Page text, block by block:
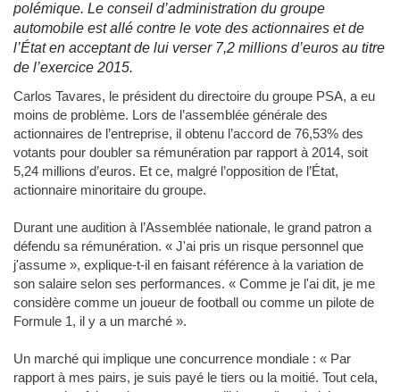
polémique. Le conseil d’administration du groupe
automobile est allé contre le vote des actionnaires et de
l’État en acceptant de lui verser 7,2 millions d’euros au titre
de l’exercice 2015.
Carlos Tavares, le président du directoire du groupe PSA, a eu
moins de problème. Lors de l’assemblée générale des
actionnaires de l’entreprise, il obtenu l’accord de 76,53% des
votants pour doubler sa rémunération par rapport à 2014, soit
5,24 millions d’euros. Et ce, malgré l’opposition de l’État,
actionnaire minoritaire du groupe.
Durant une audition à l’Assemblée nationale, le grand patron a
défendu sa rémunération. « J'ai pris un risque personnel que
j'assume », explique-t-il en faisant référence à la variation de
son salaire selon ses performances. « Comme je l'ai dit, je me
considère comme un joueur de football ou comme un pilote de
Formule 1, il y a un marché ».
Un marché qui implique une concurrence mondiale : « Par
rapport à mes pairs, je suis payé le tiers ou la moitié. Tout cela,